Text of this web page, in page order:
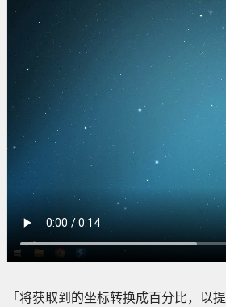
「将获取到的坐标转换成百分比，以提